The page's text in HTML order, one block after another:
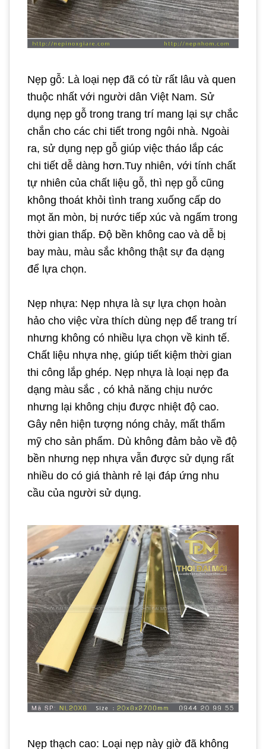
Nẹp gỗ: Là loại nẹp đã có từ rất lâu và quen
thuộc nhất với người dân Việt Nam. Sử
dụng nẹp gỗ trong trang trí mang lại sự chắc
chắn cho các chi tiết trong ngôi nhà. Ngoài
ra, sử dụng nẹp gỗ giúp việc tháo lắp các
chi tiết dễ dàng hơn.Tuy nhiên, với tính chất
tự nhiên của chất liệu gỗ, thì nẹp gỗ cũng
không thoát khỏi tình trang xuống cấp do
mọt ăn mòn, bị nước tiếp xúc và ngấm trong
thời gian thấp. Độ bền không cao và dễ bị
bay màu, màu sắc không thật sự đa dạng
để lựa chọn.
Nẹp nhựa: Nẹp nhựa là sự lựa chọn hoàn
hảo cho việc vừa thích dùng nẹp để trang trí
nhưng không có nhiều lựa chọn về kinh tế.
Chất liệu nhựa nhẹ, giúp tiết kiệm thời gian
thi công lắp ghép. Nẹp nhựa là loại nẹp đa
dạng màu sắc , có khả năng chịu nước
nhưng lại không chịu được nhiệt độ cao.
Gây nên hiện tượng nóng chảy, mất thẩm
mỹ cho sản phẩm. Dù không đảm bảo về độ
bền nhưng nẹp nhựa vẫn được sử dụng rất
nhiều do có giá thành rẻ lại đáp ứng nhu
cầu của người sử dụng.
Nẹp thạch cao: Loại nẹp này giờ đã không